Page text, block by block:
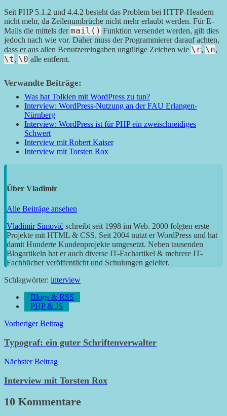
Seit PHP 5.1.2 und 4.4.2 besteht das Problem bei HTTP-Headern
nicht mehr, da Zeilenumbrüche nicht mehr erlaubt werden. Für E-
Mails die mittels dermail() Funktion versendet werden, gilt dies
jedoch nach wie vor. Daher muss der Programmierer darauf achten,
dass er aus allen Benutzereingaben ungültige Zeichen wie \r, \n,
\t, \0 alle entfernt.
Verwandte Beiträge:
Was hat Tolkien mit WordPress zu tun?
Interview: WordPress-Nutzung an der FAU Erlangen-
Nürnberg
Interview: WordPress ist für PHP ein zweischneidiges
Schwert
Interview mit Robert Kaiser
Interview mit Torsten Rox
Über Vladimir
Alle Beiträge ansehen
Vladimir Simović schreibt seit 1998 im Web. 2000 folgten erste
Projekte mit HTML & CSS. Seit 2004 nutzt er WordPress und hat
damit Hunderte Kundenprojekte umgesetzt. Neben tausenden
Blogartikeln hat er auch diverse IT-Fachartikel & mehrere IT-
Fachbücher veröffentlicht und Schulungen geleitet.
Schlagwörter: interview
Blogs & RSS
PHP & JS
Beitragsnavigation
Vorheriger Beitrag
Typograf: ein guter Schriftenverwalter
Nächster Beitrag
Interview mit Torsten Rox
10 Kommentare